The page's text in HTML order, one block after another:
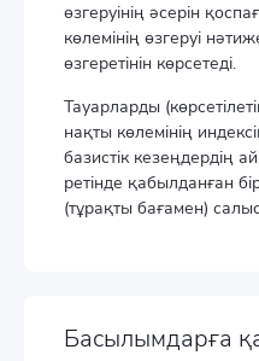
өзгеруінің әсерін
көлемінің өзгеруі
өзгеретінін көрсетеді.
Тауарларды
нақты көлемінің
базистік кезеңдердің
ретінде қабылданған
(тұрақты бағамен)
Басылымдарға